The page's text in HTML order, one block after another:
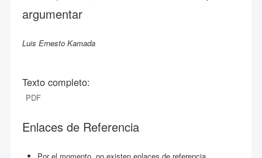
argumentar
Luis Ernesto Kamada
Texto completo:
PDF
Enlaces de Referencia